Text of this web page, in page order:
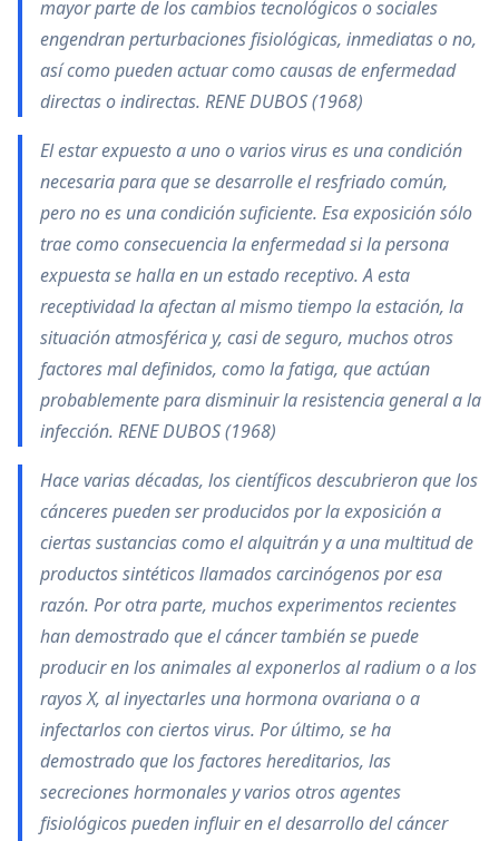
mayor parte de los cambios tecnológicos o sociales
engendran perturbaciones fisiológicas, inmediatas o no,
así como pueden actuar como causas de enfermedad
directas o indirectas. RENE DUBOS (1968)
El estar expuesto a uno o varios virus es una condición
necesaria para que se desarrolle el resfriado común,
pero no es una condición suficiente. Esa exposición sólo
trae como consecuencia la enfermedad si la persona
expuesta se halla en un estado receptivo. A esta
receptividad la afectan al mismo tiempo la estación, la
situación atmosférica y, casi de seguro, muchos otros
factores mal definidos, como la fatiga, que actúan
probablemente para disminuir la resistencia general a la
infección. RENE DUBOS (1968)
Hace varias décadas, los científicos descubrieron que los
cánceres pueden ser producidos por la exposición a
ciertas sustancias como el alquitrán y a una multitud de
productos sintéticos llamados carcinógenos por esa
razón. Por otra parte, muchos experimentos recientes
han demostrado que el cáncer también se puede
producir en los animales al exponerlos al radium o a los
rayos X, al inyectarles una hormona ovariana o a
infectarlos con ciertos virus. Por último, se ha
demostrado que los factores hereditarios, las
secreciones hormonales y varios otros agentes
fisiológicos pueden influir en el desarrollo del cáncer